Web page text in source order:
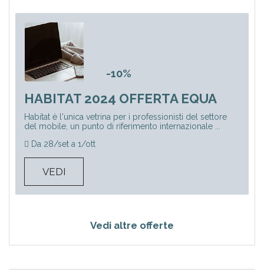
-10%
HABITAT 2024 OFFERTA EQUA
Habitat è l'unica vetrina per i professionisti del settore
del mobile, un punto di riferimento internazionale ...
Da 28/set a 1/ott
VEDI
Vedi altre offerte